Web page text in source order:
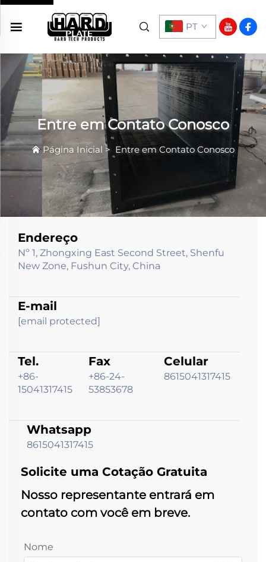
PT
Entre em Contato Conosco
Página Inicial > Entre em Contato Conosco
Endereço
Nº 1, Zhongxing East Second Street, Shenfu
New Zone, Fushun City, China
E-mail
[email protected]
Tel.
+86-
15041317415
Fax
+86-24-
53853678
Celular
8615041317415
Whatsapp
8615041317415
Solicite uma Cotação Gratuita
Nosso representante entrará em
contato com você em breve.
Nome